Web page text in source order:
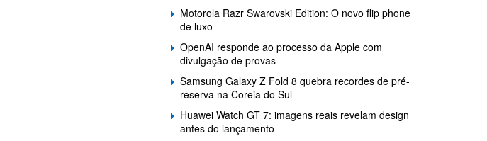
Motorola Razr Swarovski Edition: O novo flip phone
de luxo
OpenAI responde ao processo da Apple com
divulgação de provas
Samsung Galaxy Z Fold 8 quebra recordes de pré-
reserva na Coreia do Sul
Huawei Watch GT 7: imagens reais revelam design
antes do lançamento